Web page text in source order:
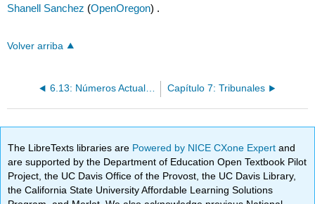
Shanell Sanchez (OpenOregon) .
Volver arriba
6.13: Números Actuales - Cámaras Corporales Capítulo 7: Tribunales
The LibreTexts libraries are Powered by NICE CXone Expertand
are supported by the Department of Education Open Textbook Pilot
Project, the UC Davis Office of the Provost, the UC Davis Library,
the California State University Affordable Learning Solutions